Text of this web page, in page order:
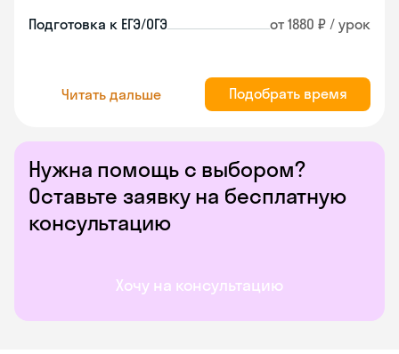
Нужна помощь с выбором?
Оставьте заявку на бесплатную
консультацию
Хочу на консультацию
Подготовка к ЕГЭ/ОГЭ от 1880 ₽ / урок
Читать дальше Подобрать время